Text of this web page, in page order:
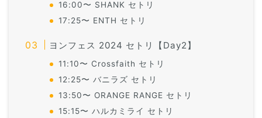
16:00〜 SHANK セトリ
17:25〜 ENTH セトリ
ヨンフェス 2024 セトリ【Day2】
11:10〜 Crossfaith セトリ
12:25〜 バニラズ セトリ
13:50〜 ORANGE RANGE セトリ
15:15〜 ハルカミライ セトリ